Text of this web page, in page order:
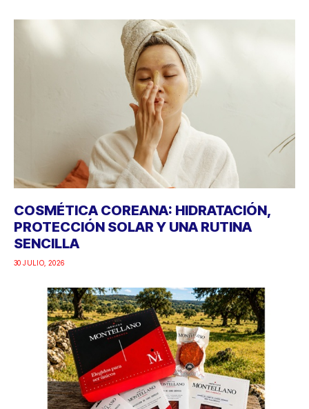
COSMÉTICA COREANA: HIDRATACIÓN,
PROTECCIÓN SOLAR Y UNA RUTINA
SENCILLA
30 JULIO, 2026